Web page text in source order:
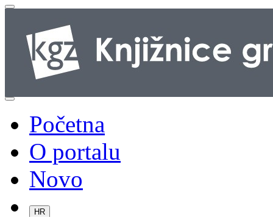
Početna
O portalu
Novo
HR